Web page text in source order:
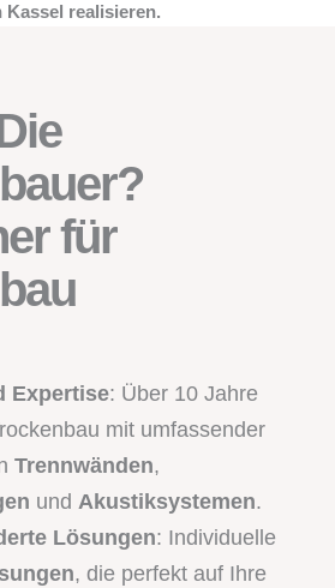
Kassel realisieren.
für
Expertise: Über 10 Jahre
mit umfassender
Trennwänden,
und Akustiksystemen.
Lösungen: Individuelle
, die perfekt auf Ihre